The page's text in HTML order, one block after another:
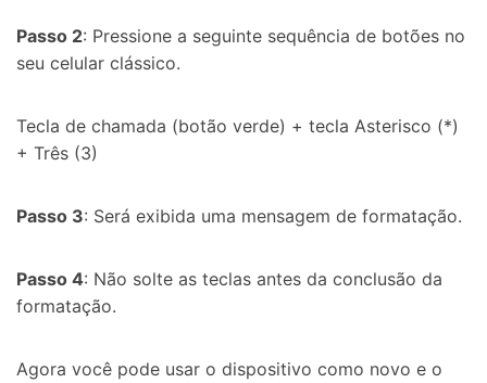
Passo 2: Pressione a seguinte sequência de botões no
seu celular clássico.
Tecla de chamada (botão verde) + tecla Asterisco (*)
+ Três (3)
Passo 3: Será exibida uma mensagem de formatação.
Passo 4: Não solte as teclas antes da conclusão da
formatação.
Agora você pode usar o dispositivo como novo e o